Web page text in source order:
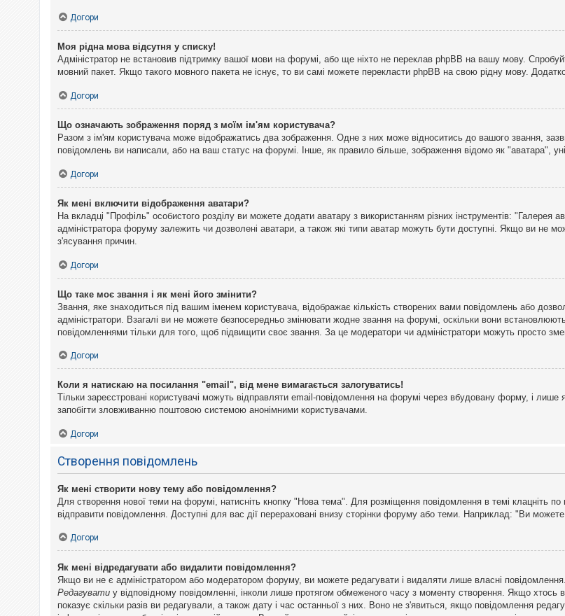
Догори
Моя рідна мова відсутня у списку!
Адміністратор не встановив підтримку вашої мови на форумі, або ще ніхто не переклав phpBB на вашу мову.
мовний пакет. Якщо такого мовного пакета не існує, то ви самі можете перекласти phpBB на свою рідну мову.
Догори
Що означають зображення поряд з моїм ім'ям користувача?
Разом з ім'ям користувача може відображатись два зображення. Одне з них може відноситись до вашого звання,
повідомлень ви написали, або на ваш статус на форумі. Інше, як правило більше, зображення відомо як "аватара",
Догори
Як мені включити відображення аватари?
На вкладці "Профіль" особистого розділу ви можете додати аватару з використанням різних інструментів:
адміністратора форуму залежить чи дозволені аватари, а також які типи аватар можуть бути доступні. Якщо ви не
з'ясування причин.
Догори
Що таке моє звання і як мені його змінити?
Звання, яке знаходиться під вашим іменем користувача, відображає кількість створених вами повідомлень або
адміністратори. Взагалі ви не можете безпосередньо змінювати жодне звання на форумі, оскільки вони
повідомленнями тільки для того, щоб підвищити своє звання. За це модератори чи адміністратори можуть просто
Догори
Коли я натискаю на посилання "email", від мене вимагається залогуватись!
Тільки зареєстровані користувачі можуть відправляти email-повідомлення на форумі через вбудовану форму, і
запобігти зловживанню поштовою системою анонімними користувачами.
Догори
Створення повідомлень
Як мені створити нову тему або повідомлення?
Для створення нової теми на форумі, натисніть кнопку "Нова тема". Для розміщення повідомлення в темі клацніть
відправити повідомлення. Доступні для вас дії перераховані внизу сторінки форуму або теми. Наприклад: "Ви
Догори
Як мені відредагувати або видалити повідомлення?
Якщо ви не є адміністратором або модератором форуму, ви можете редагувати і видаляти лише власні
Редагувати у відповідному повідомленні, інколи лише протягом обмеженого часу з моменту створення. Якщо хтось
показує скільки разів ви редагували, а також дату і час останньої з них. Воно не з'явиться, якщо повідомлення